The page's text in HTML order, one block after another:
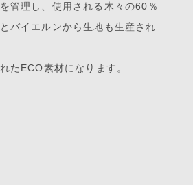
管理し、使用される木々の60％
バイエルンから生地も生産され
たECO素材になります。